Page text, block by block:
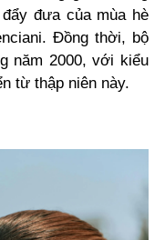
đưa của mùa hè
Đồng thời, bộ
năm 2000, với kiểu
từ thập niên này.